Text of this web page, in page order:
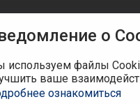
о
используем файлы
ваше
ознакомиться